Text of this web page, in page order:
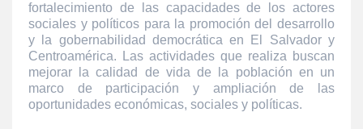
fortalecimiento de las capacidades de los actores
sociales y políticos para la promoción del desarrollo
y la gobernabilidad democrática en El Salvador y
Centroamérica. Las actividades que realiza buscan
mejorar la calidad de vida de la población en un
marco de participación y ampliación de las
oportunidades económicas, sociales y políticas.